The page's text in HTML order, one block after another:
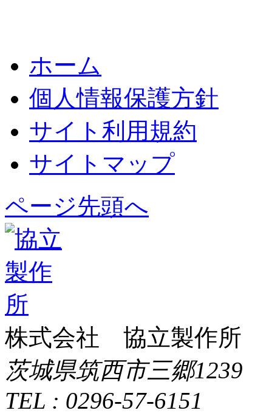
ホーム
個人情報保護方針
サイト利用規約
サイトマップ
ページ先頭へ
株式会社 協立製作所
茨城県筑西市三郷1239
TEL : 0296-57-6151